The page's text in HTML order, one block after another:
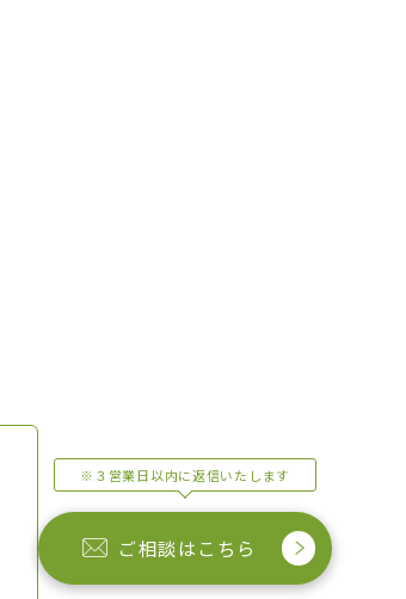
※３営業日以内に返信いたします
ご相談はこちら